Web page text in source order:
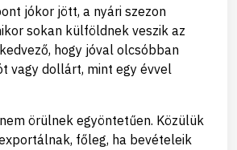
jókor jött, a nyári szezon
sokan külföldnek veszik az
hogy jóval olcsóbban
vagy dollárt, mint egy évvel
örülnek egyöntetűen. Közülük
főleg, ha bevételeik